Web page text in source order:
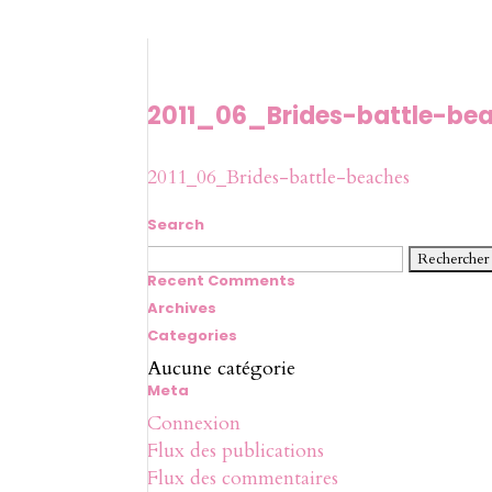
2011_06_Brides-battle-
2011_06_Brides-battle-beaches
Search
Rechercher :
Recent Comments
Archives
Categories
Aucune catégorie
Meta
Connexion
Flux des publications
Flux des commentaires